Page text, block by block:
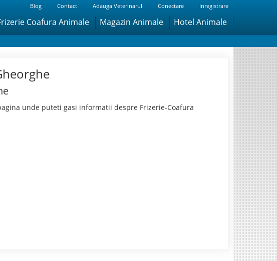
Blog Contact Adauga Veterinarul Conectare Inregistrare
Coafura Animale Magazin Animale Hotel Animale
unde puteti gasi informatii despre Frizerie-Coafura